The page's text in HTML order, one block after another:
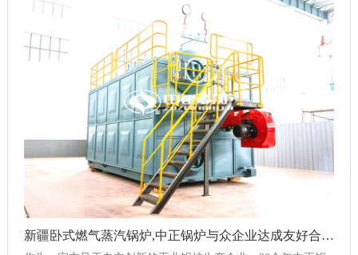
新疆卧式燃气蒸汽锅炉,中正锅炉与众企业达成友好合作关系